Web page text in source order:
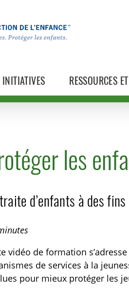
RESSOURCES
les
d’enfants à des
vidéo de formation
de services à la
pour mieux protéger les